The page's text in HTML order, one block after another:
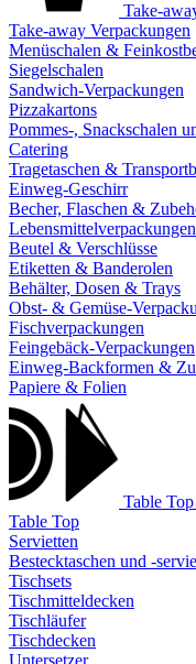
Take-
Take-away Verpackungen
Menüschalen &
Siegelschalen
Sandwich-Verpackungen
Pizzakartons
Pommes-, Snackschalen
Catering
Tragetaschen &
Einweg-Geschirr
Becher, Flaschen &
Lebensmittelverpackungen
Beutel & Verschlüsse
Etiketten & Banderolen
Behälter, Dosen & Trays
Obst- & Gemüse-
Fischverpackungen
Feingebäck-Verpackungen
Einweg-Backformen &
Papiere & Folien
Table
Table Top
Servietten
Bestecktaschen und -
Tischsets
Tischmitteldecken
Tischläufer
Tischdecken